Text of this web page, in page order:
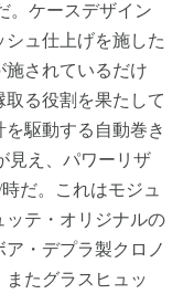
。ケースデザイン
ュ仕上げを施した
されているだけ
る役割を果たして
駆動する自動巻き
見え、パワーリザ
だ。これはモジュ
ッテ・オリジナルの
・デプラ製クロノ
たグラスヒュッ